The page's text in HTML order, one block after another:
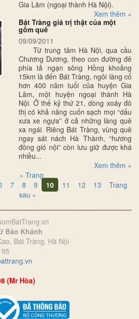
Gia Lâm (ngoại thành Hà Nội).
Xem thêm »
Bát Tràng giá trị thật của một
gốm quê
09/09/2011
Từ trung tâm Hà Nội, qua cầu
Chương Dương, theo con đường đê
phía tả ngạn sông Hồng khoảng
15km là đến Bát Tràng, ngôi làng cổ
hơn 400 năm tuổi của huyện Gia
Lâm, một huyện ngoại thành Hà
Nội. Ở thế kỷ thứ 21, dòng xoáy đô
thị có khả năng cuốn sạch mọi “dấu
xưa xe ngựa” ở cả những làng quê
xa ngái. Riêng Bát Tràng, vùng quê
ngay sát nách Hà Thành, “hương
đồng gió nội” còn lưu giữ được khá
nhiều...
Xem thêm »
« Trang
7 8 9 10 11 12 13
Trang
sau »
Bảo Khánh
Bát Tràng, Hà Nội
(Mr Hòa)